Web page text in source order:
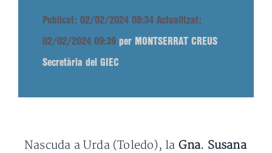
Publicat: 02/02/2024 08:34 Actualitzat:
02/02/2024 09:39 per MONTSERRAT CREUS
Secretària del GIEC
Nascuda a Urda (Toledo), la Gna. Susana